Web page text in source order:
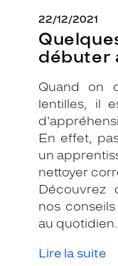
22/12/2021
débuter
Quand on
lentilles, il
En effet,
un
nettoyer
Découvrez
nos
au quotidien.
Lire la suite